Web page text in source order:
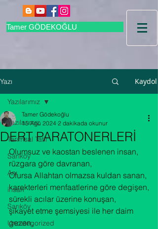
Tamer GÖDEKOĞLU
Yazı Kaydol
Yazılarımız
Tarımsal Tatil
Sarıköy
Anı
insan
Sarıköy
Uncategorized
Yazılarımız
DERT PARATONERLERİ
Tamer Gödekoğlu
15 Ağu 2024 2 dakikada okunur
Olumsuz ve kaostan beslenen insan,
rüzgara göre davranan,
Olursa Allahtan olmazsa kuldan sanan,
karekterleri menfaatlerine göre degişen,
sürekli acılar üzerine konuşan,
şikayet etme şemsiyesi ile her daim
gezen,